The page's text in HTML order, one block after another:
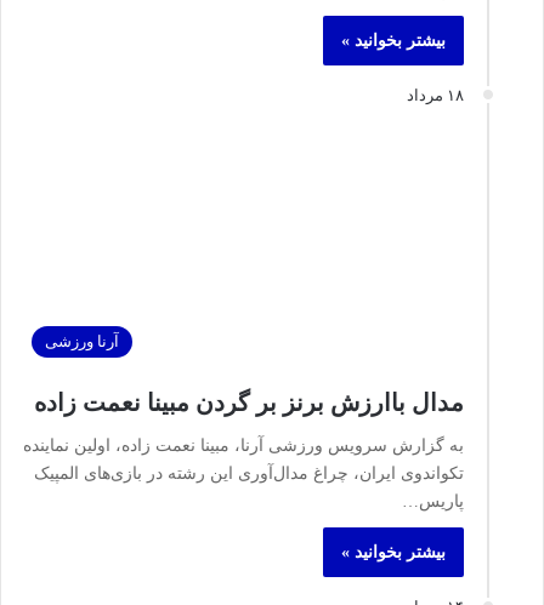
بیشتر بخوانید »
۱۸ مرداد
آرنا ورزشی
مدال باارزش برنز بر گردن مبینا نعمت‌ زاده
به گزارش سرویس ورزشی آرنا، مبینا نعمت‌ زاده، اولین نماینده
تکواندوی ایران، چراغ مدال‌آوری این رشته در بازی‌های المپیک
پاریس…
بیشتر بخوانید »